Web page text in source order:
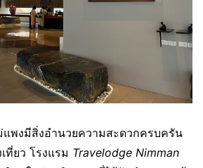
แพงมีสิ่งอำนวยความสะดวกครบครัน
ที่ยว โรงแรม Travelodge Nimman